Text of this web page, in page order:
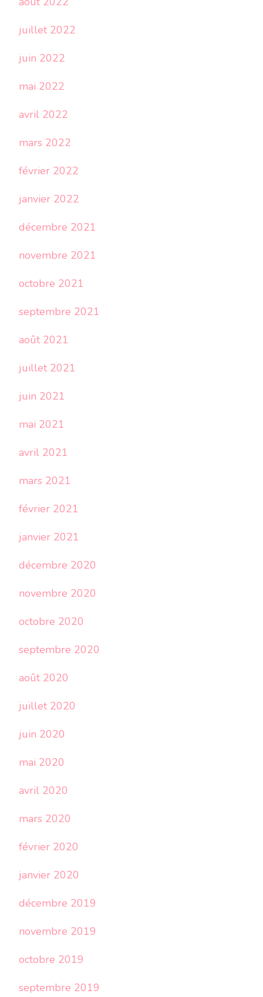
juillet 2022
juin 2022
mai 2022
avril 2022
mars 2022
février 2022
janvier 2022
décembre 2021
novembre 2021
octobre 2021
septembre 2021
août 2021
juillet 2021
juin 2021
mai 2021
avril 2021
mars 2021
février 2021
janvier 2021
décembre 2020
novembre 2020
octobre 2020
septembre 2020
août 2020
juillet 2020
juin 2020
mai 2020
avril 2020
mars 2020
février 2020
janvier 2020
décembre 2019
novembre 2019
octobre 2019
septembre 2019